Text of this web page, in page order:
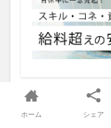
ホーム シェア